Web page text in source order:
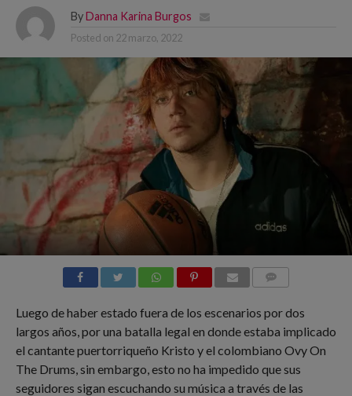
By Danna Karina Burgos
Posted on 22 marzo, 2022
Luego de haber estado fuera de los escenarios por dos
largos años, por una batalla legal en donde estaba implicado
el cantante puertorriqueño Kristo y el colombiano Ovy On
The Drums, sin embargo, esto no ha impedido que sus
seguidores sigan escuchando su música a través de las